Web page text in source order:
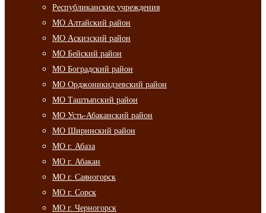
Республиканские учреждения
МО Алтайский район
МО Аскизский район
МО Бейский район
МО Боградский район
МО Орджоникидзевский район
МО Таштыпский район
МО Усть-Абаканский район
МО Ширинский район
МО г. Абаза
МО г. Абакан
МО г. Саяногорск
МО г. Сорск
МО г. Черногорск